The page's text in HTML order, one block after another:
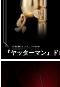
『ヤッターマン』